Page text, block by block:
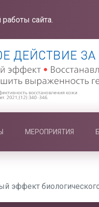
сайта.
МЕРОПРИЯТИЯ
эффект